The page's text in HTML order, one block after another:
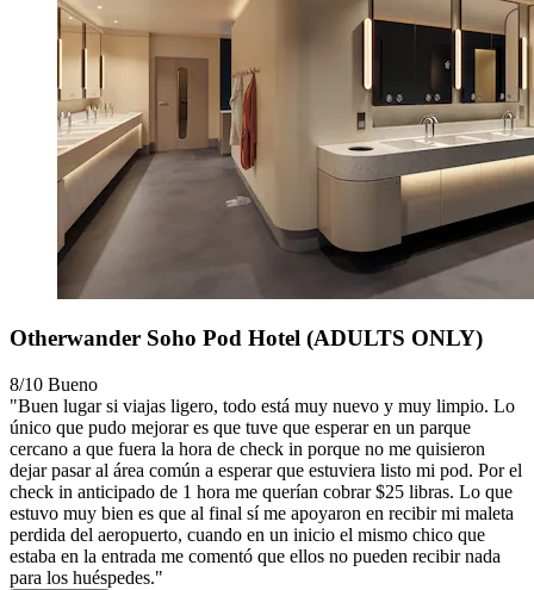
Otherwander Soho Pod Hotel (ADULTS ONLY)
8/10 Bueno
"Buen lugar si viajas ligero, todo está muy nuevo y muy limpio. Lo
único que pudo mejorar es que tuve que esperar en un parque
cercano a que fuera la hora de check in porque no me quisieron
dejar pasar al área común a esperar que estuviera listo mi pod. Por el
check in anticipado de 1 hora me querían cobrar $25 libras. Lo que
estuvo muy bien es que al final sí me apoyaron en recibir mi maleta
perdida del aeropuerto, cuando en un inicio el mismo chico que
estaba en la entrada me comentó que ellos no pueden recibir nada
para los huéspedes."